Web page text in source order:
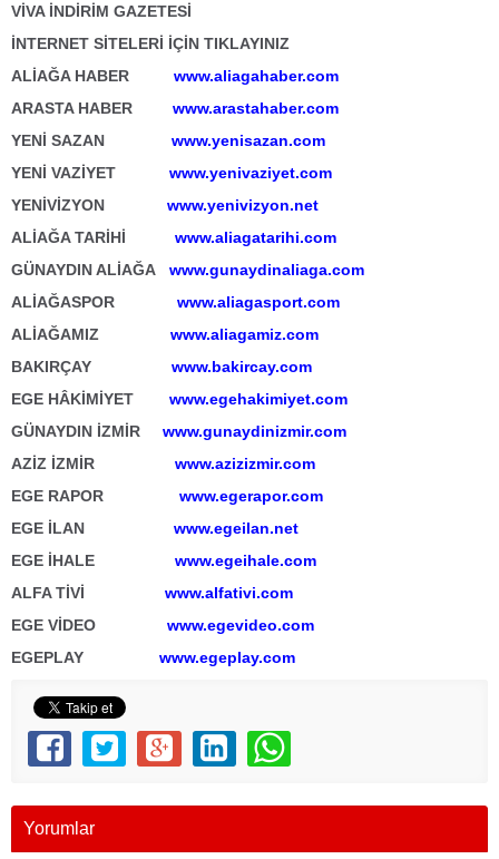
VİVA İNDİRİM GAZETESİ
İNTERNET SİTELERİ İÇİN TIKLAYINIZ
ALİAĞA HABER www.aliagahaber.com
ARASTA HABER www.arastahaber.com
YENİ SAZAN www.yenisazan.com
YENİ VAZİYET www.yenivaziyet.com
YENİVİZYON www.yenivizyon.net
ALİAĞA TARİHİ www.aliagatarihi.com
GÜNAYDIN ALİAĞA
www.gunaydinaliaga.com
ALİAĞASPOR www.aliagasport.com
ALİAĞAMIZ www.aliagamiz.com
BAKIRÇAY www.bakircay.com
EGE HÂKİMİYET www.egehakimiyet.com
GÜNAYDIN İZMİR www.gunaydinizmir.com
AZİZ İZMİR www.azizizmir.com
EGE RAPOR www.egerapor.com
EGE İLAN www.egeilan.net
EGE İHALE www.egeihale.com
ALFA TİVİ www.alfativi.com
EGE VİDEO www.egevideo.com
EGEPLAY www.egeplay.com
Yorumlar